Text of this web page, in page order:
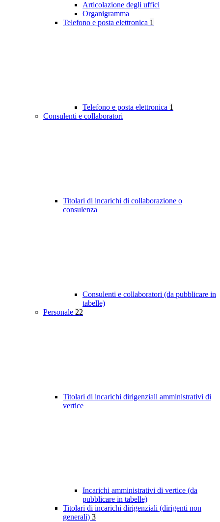
Articolazione degli uffici
Organigramma
Telefono e posta elettronica 1
Telefono e posta elettronica 1
Consulenti e collaboratori
Titolari di incarichi di collaborazione o
consulenza
Consulenti e collaboratori (da pubblicare in
tabelle)
Personale 22
Titolari di incarichi dirigenziali amministrativi di
vertice
Incarichi amministrativi di vertice (da
pubblicare in tabelle)
Titolari di incarichi dirigenziali (dirigenti non
generali) 3